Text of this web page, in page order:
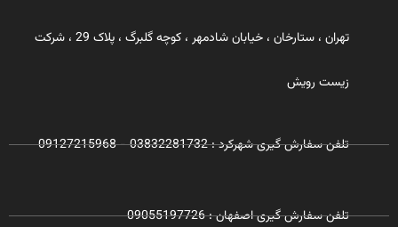
تهران ، ستارخان ، خیابان شادمهر ، کوچه گلبرگ ، پلاک 29 ، شرکت
زیست رویش
تلفن سفارش گیری شهرکرد : 03832281732 - 09127215968
تلفن سفارش گیری اصفهان : 09055197726